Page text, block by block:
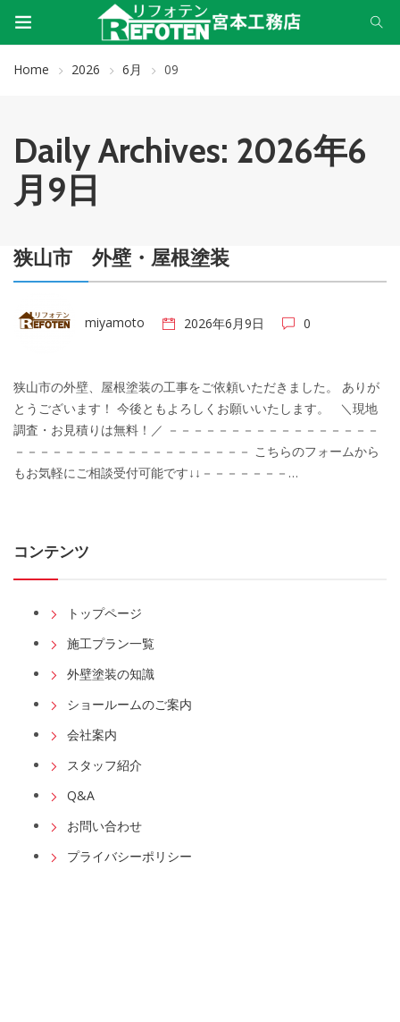
Home 2026 6月 09
Daily Archives: 2026年6
月9日
狭山市 外壁・屋根塗装
miyamoto 2026年6月9日 0
狭山市の外壁、屋根塗装の工事をご依頼いただきました。 ありが
とうございます！ 今後ともよろしくお願いいたします。 ＼現地
調査・お見積りは無料！／ －－－－－－－－－－－－－－－－－
－－－－－－－－－－－－－－－－－－－ こちらのフォームから
もお気軽にご相談受付可能です↓↓－－－－－－－…
コンテンツ
トップページ
施工プラン一覧
外壁塗装の知識
ショールームのご案内
会社案内
スタッフ紹介
Q&A
お問い合わせ
プライバシーポリシー